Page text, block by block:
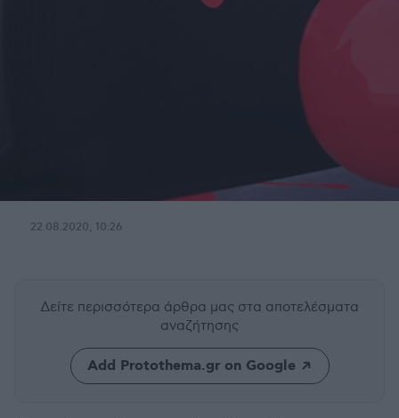
22.08.2020, 10:26
Δείτε περισσότερα άρθρα μας στα αποτελέσματα
αναζήτησης
Add Protothema.gr on Google